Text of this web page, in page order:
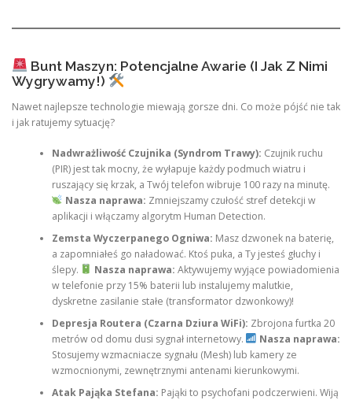
Bunt Maszyn: Potencjalne Awarie (I Jak Z Nimi
Wygrywamy!)
Nawet najlepsze technologie miewają gorsze dni. Co może pójść nie tak
i jak ratujemy sytuację?
Nadwrażliwość Czujnika (Syndrom Trawy): Czujnik ruchu
(PIR) jest tak mocny, że wyłapuje każdy podmuch wiatru i
ruszający się krzak, a Twój telefon wibruje 100 razy na minutę.
Nasza naprawa: Zmniejszamy czułość stref detekcji w
aplikacji i włączamy algorytm Human Detection.
Zemsta Wyczerpanego Ogniwa: Masz dzwonek na baterię,
a zapomniałeś go naładować. Ktoś puka, a Ty jesteś głuchy i
ślepy.
Nasza naprawa: Aktywujemy wyjące powiadomienia
w telefonie przy 15% baterii lub instalujemy malutkie,
dyskretne zasilanie stałe (transformator dzwonkowy)!
Depresja Routera (Czarna Dziura WiFi): Zbrojona furtka 20
metrów od domu dusi sygnał internetowy.
Nasza naprawa:
Stosujemy wzmacniacze sygnału (Mesh) lub kamery ze
wzmocnionymi, zewnętrznymi antenami kierunkowymi.
Atak Pająka Stefana: Pająki to psychofani podczerwieni. Wiją